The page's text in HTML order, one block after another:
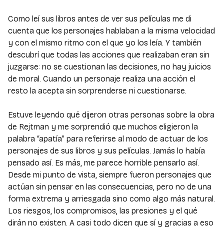
Como leí sus libros antes de ver sus películas me di
cuenta que los personajes hablaban a la misma velocidad
y con el mismo ritmo con el que yo los leía. Y también
descubrí que todas las acciones que realizaban eran sin
juzgarse: no se cuestionan las decisiones, no hay juicios
de moral. Cuando un personaje realiza una acción el
resto la acepta sin sorprenderse ni cuestionarse.
Estuve leyendo qué dijeron otras personas sobre la obra
de Rejtman y me sorprendió que muchos eligieron la
palabra “apatía” para referirse al modo de actuar de los
personajes de sus libros y sus películas. Jamás lo había
pensado así. Es más, me parece horrible pensarlo así.
Desde mi punto de vista, siempre fueron personajes que
actúan sin pensar en las consecuencias, pero no de una
forma extrema y arriesgada sino como algo más natural.
Los riesgos, los compromisos, las presiones y el qué
dirán no existen. A casi todo dicen que sí y gracias a eso